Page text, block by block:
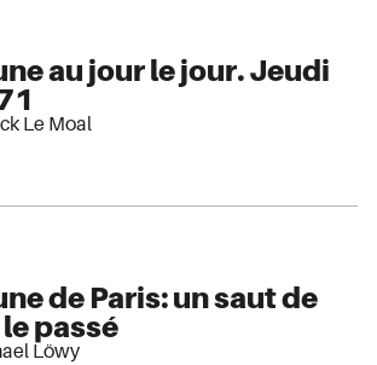
au jour le jour. Jeudi
Le Moal
de Paris: un saut de
passé
Löwy